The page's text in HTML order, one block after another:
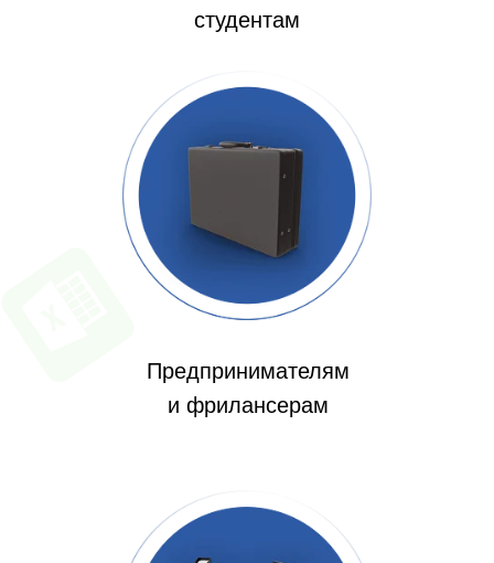
студентам
Предпринимателям
и фрилансерам